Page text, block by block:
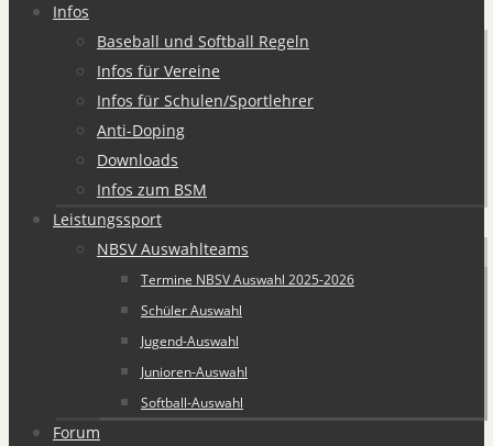
Infos
Baseball und Softball Regeln
Infos für Vereine
Infos für Schulen/Sportlehrer
Anti-Doping
Downloads
Infos zum BSM
Leistungssport
NBSV Auswahlteams
Termine NBSV Auswahl 2025-2026
Schüler Auswahl
Jugend-Auswahl
Junioren-Auswahl
Softball-Auswahl
Forum